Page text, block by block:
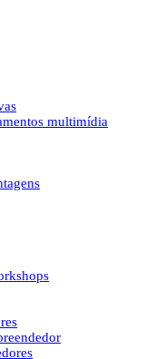
multimídia